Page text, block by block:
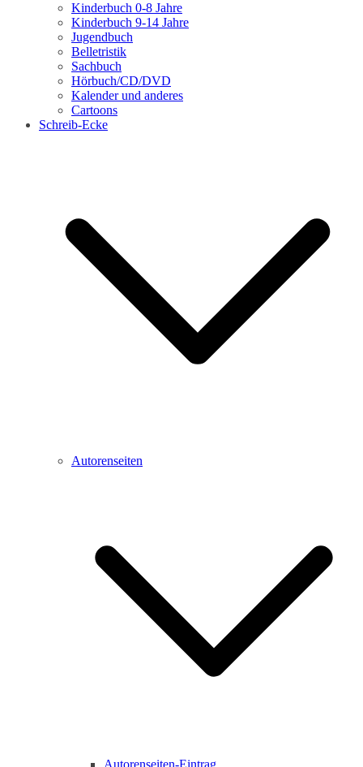
Kinderbuch 0-8 Jahre
Kinderbuch 9-14 Jahre
Jugendbuch
Belletristik
Sachbuch
Hörbuch/CD/DVD
Kalender und anderes
Cartoons
Schreib-Ecke
Autorenseiten